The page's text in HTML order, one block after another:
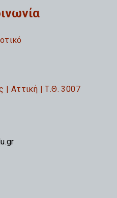
| Αττική | Τ.Θ. 3007